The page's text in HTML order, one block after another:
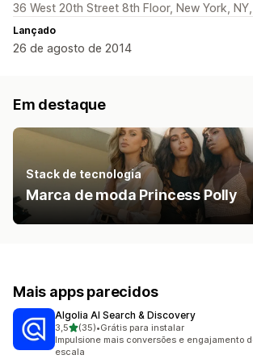
36 West 20th Street 8th Floor, New York,
Lançado
26 de agosto de 2014
Em destaque
Stack de tecnologia
Marca de moda Princess Polly
Mais apps parecidos
Algolia AI Search & Discovery
3,5de 5 estrelas
(35)
35 avaliações ao todo
•Grátis para instalar
Impulsione mais conversões e engajamento
escala